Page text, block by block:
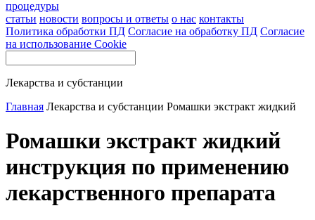
процедуры
статьи новости вопросы и ответы о нас контакты
Политика обработки ПД Согласие на обработку ПД Согласие
на использование Cookie
Лекарства и субстанции
Главная Лекарства и субстанции Ромашки экстракт жидкий
Ромашки экстракт жидкий
инструкция по применению
лекарственного препарата